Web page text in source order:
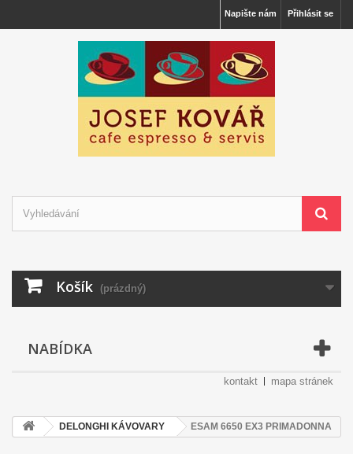
Přihlásit se
Napište nám
Košík (prázdný)
NABÍDKA
kontakt mapa stránek
DELONGHI KÁVOVARY ESAM 6650 EX3 PRIMADONNA